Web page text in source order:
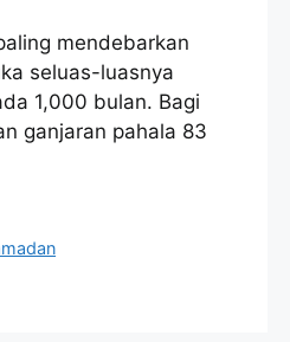
mendebarkan
seluas-luasnya
1,000 bulan. Bagi
ganjaran pahala 83